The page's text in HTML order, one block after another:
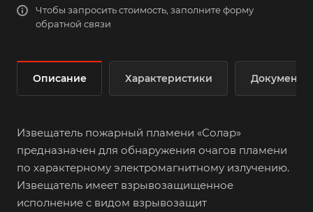
Чтобы запросить стоимость, заполните форму
обратной связи
Описание Характеристики Документы
Извещатель пожарный пламени «Солар»
предназначен для обнаружения очагов пламени
по характерному электромагнитному излучению.
Извещатель имеет взрывозащищенное
исполнение с видом взрывозащит